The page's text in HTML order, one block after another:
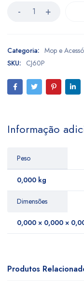
Categoria: Mop e
SKU: CJ60P
Informação
Peso
0,000 kg
Dimensões
0,000 × 0,000 ×
Produtos